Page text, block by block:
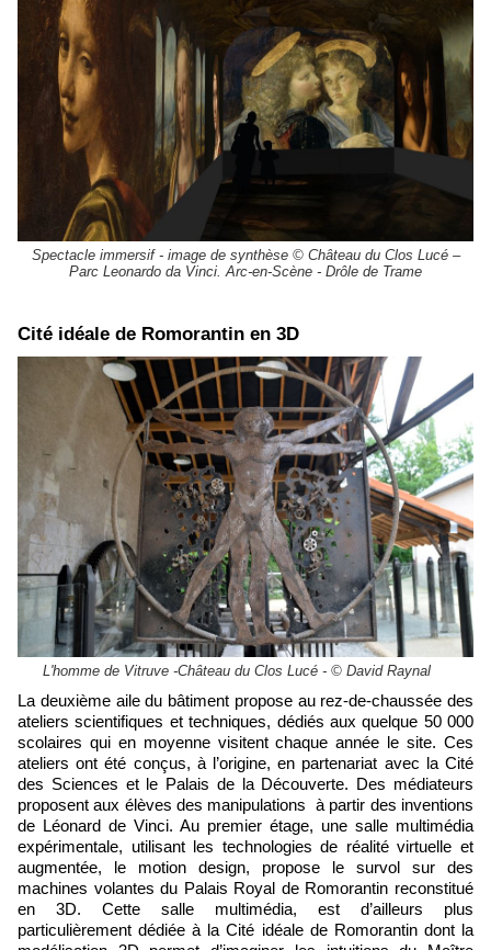
Spectacle immersif - image de synthèse © Château du Clos Lucé –
Parc Leonardo da Vinci. Arc-en-Scène - Drôle de Trame
Cité idéale de Romorantin en 3D
L'homme de Vitruve -Château du Clos Lucé - © David Raynal
La deuxième aile du bâtiment propose au rez-de-chaussée des
ateliers scientifiques et techniques, dédiés aux quelque 50 000
scolaires qui en moyenne visitent chaque année le site. Ces
ateliers ont été conçus, à l’origine, en partenariat avec la Cité
des Sciences et le Palais de la Découverte. Des médiateurs
proposent aux élèves des manipulations à partir des inventions
de Léonard de Vinci. Au premier étage, une salle multimédia
expérimentale, utilisant les technologies de réalité virtuelle et
augmentée, le motion design, propose le survol sur des
machines volantes du Palais Royal de Romorantin reconstitué
en 3D. Cette salle multimédia, est d’ailleurs plus
particulièrement dédiée à la Cité idéale de Romorantin dont la